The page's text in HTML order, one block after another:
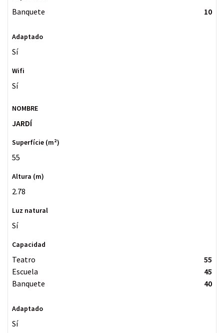
Banquete 10
Sí
Sí
JARDÍ
55
2.78
Sí
Teatro
55
Escuela
45
Banquete
40
Sí